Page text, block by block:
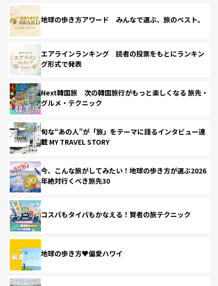
地球の歩き方アワード みんなで選ぶ、旅のベスト。
エアラインランキング 読者の投票をもとにランキン
グ形式で発表
Next韓国旅 次の韓国旅行がもっと楽しくなる 旅先・
グルメ・テクニック
旬な“あの人”が「旅」をテーマに語るインタビュー連
載 MY TRAVEL STORY
今、こんな旅がしてみたい！地球の歩き方が選ぶ2026
年絶対行くべき旅先30
コスパもタイパもかなえる！賢者の旅テクニック
地球の歩き方♥偏愛ハワイ